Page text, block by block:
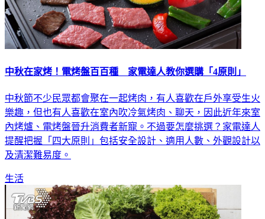
中秋在家烤！電烤盤百百種 家電達人教你選購「4原則」
中秋節不少民眾都會聚在一起烤肉，有人喜歡在戶外享受生火
樂趣，但也有人喜歡在室內吹冷氣烤肉、聊天，因此近年來室
內烤爐、電烤盤晉升消費者新寵。不過要怎麼挑選？家電達人
提醒把握「四大原則」包括安全設計、適用人數、外觀設計以
及清潔難易度。
生活